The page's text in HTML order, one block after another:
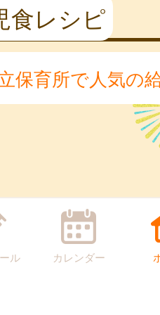
食レシピ
保育所で人気の
ル カレンダー